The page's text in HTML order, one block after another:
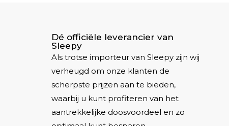
Dé officiële leverancier van
Sleepy
Als trotse importeur van Sleepy zijn wij
verheugd om onze klanten de
scherpste prijzen aan te bieden,
waarbij u kunt profiteren van het
aantrekkelijke doosvoordeel en zo